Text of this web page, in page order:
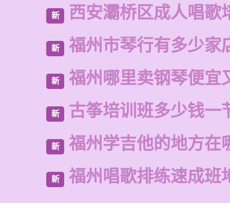
新 西安灞桥区成人唱歌
新 福州市琴行有多少家
新 福州哪里卖钢琴便宜
新 古筝培训班多少钱一
新 福州学吉他的地方在
新 福州唱歌排练速成班